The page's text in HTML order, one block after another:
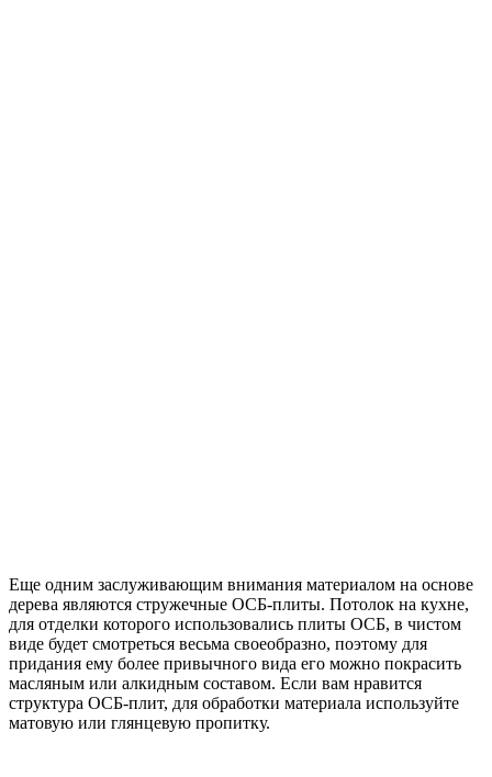
Еще одним заслуживающим внимания материалом на основе
дерева являются стружечные ОСБ-плиты. Потолок на кухне,
для отделки которого использовались плиты ОСБ, в чистом
виде будет смотреться весьма своеобразно, поэтому для
придания ему более привычного вида его можно покрасить
масляным или алкидным составом. Если вам нравится
структура ОСБ-плит, для обработки материала используйте
матовую или глянцевую пропитку.